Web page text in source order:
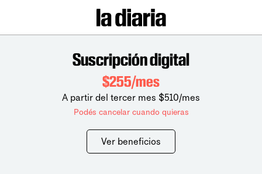
Suscripción digital
$255/mes
A partir del tercer mes $510/mes
Podés cancelar cuando quieras
Ver beneficios